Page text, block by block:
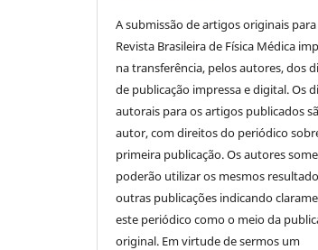
A submissão de artigos originais para
Revista Brasileira de Física Médica
na transferência, pelos autores, dos
de publicação impressa e digital. Os
autorais para os artigos publicados
autor, com direitos do periódico
primeira publicação. Os autores
poderão utilizar os mesmos
outras publicações indicando
este periódico como o meio da
original. Em virtude de sermos um